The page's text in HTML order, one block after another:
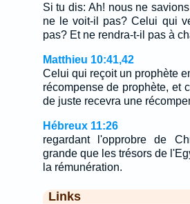
Si tu dis: Ah! nous ne
ne le voit-il pas? Celui qui
pas? Et ne rendra-t-il pas à
Matthieu 10:41,42
Celui qui reçoit un prophète
récompense de prophète, et
de juste recevra une
Hébreux 11:26
regardant l'opprobre de
grande que les trésors de
la rémunération.
Links